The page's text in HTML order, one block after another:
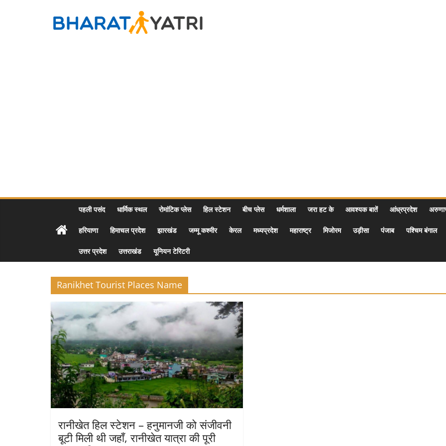
Bharat
पहली पसंद धार्मिक स्थल रोमांटिक प्लेस हिल स्टेशन बीच प्लेस धर्मशाला जरा हट के आवश्यक बातें आंध्रप्रदेश
हरियाणा हिमाचल प्रदेश झारखंड जम्मू कश्मीर केरल मध्यप्रदेश महाराष्ट्र मिजोरम उड़ीसा पंजाब पश्चिम बंगाल
उत्तर प्रदेश उत्तराखंड यूनियन टेरिटरी
Ranikhet Tourist Places Name
रानीखेत हिल स्टेशन – हनुमानजी को संजीवनी
बूटी मिली थी जहाँ, रानीखेत यात्रा की पूरी